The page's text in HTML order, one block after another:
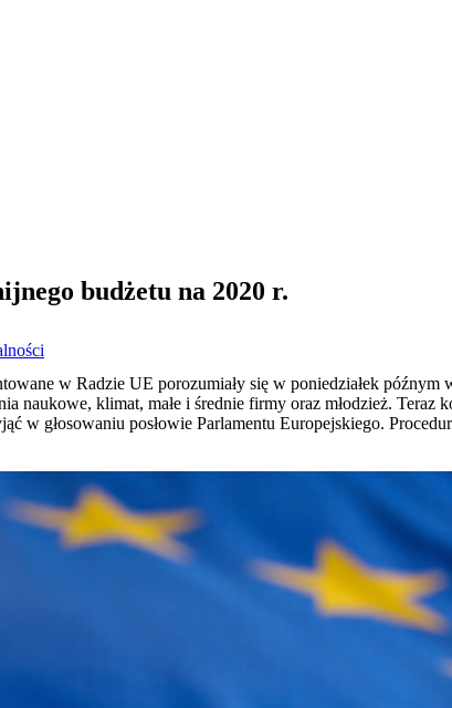
budżetu na 2020 r.
w Radzie UE porozumiały się w poniedziałek późnym
naukowe, klimat, małe i średnie firmy oraz młodzież. Teraz
w głosowaniu posłowie Parlamentu Europejskiego.